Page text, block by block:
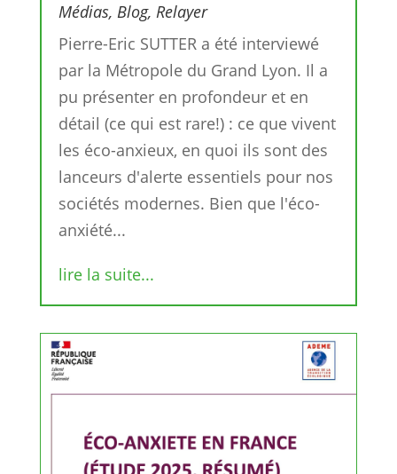
Médias, Blog, Relayer
Pierre-Eric SUTTER a été interviewé
par la Métropole du Grand Lyon. Il a
pu présenter en profondeur et en
détail (ce qui est rare!) : ce que vivent
les éco-anxieux, en quoi ils sont des
lanceurs d'alerte essentiels pour nos
sociétés modernes. Bien que l'éco-
anxiété...
lire la suite...